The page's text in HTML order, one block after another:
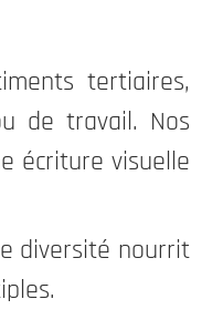
tertiaires,
de travail. Nos
écriture visuelle
diversité nourrit